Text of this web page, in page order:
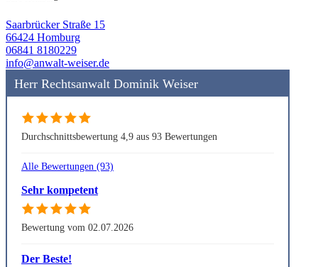
Saarbrücker Straße 15
66424 Homburg
06841 8180229
info@anwalt-weiser.de
Herr Rechtsanwalt Dominik Weiser
Durchschnittsbewertung 4,9 aus 93 Bewertungen
Alle Bewertungen (93)
Sehr kompetent
Bewertung vom 02.07.2026
Der Beste!